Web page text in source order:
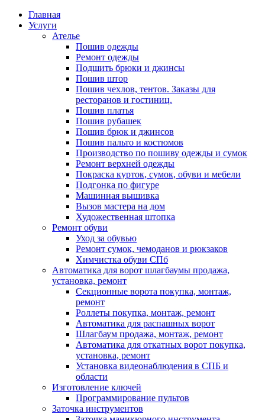
Главная
Услуги
Ателье
Пошив одежды
Ремонт одежды
Подшить брюки и джинсы
Пошив штор
Пошив чехлов, тентов. Заказы для
ресторанов и гостиниц.
Пошив платья
Пошив рубашек
Пошив брюк и джинсов
Пошив пальто и костюмов
Производство по пошиву одежды и сумок
Ремонт верхней одежды
Покраска курток, сумок, обуви и мебели
Подгонка по фигуре
Машинная вышивка
Вызов мастера на дом
Художественная штопка
Ремонт обуви
Уход за обувью
Ремонт сумок, чемоданов и рюкзаков
Химчистка обуви СПб
Автоматика для ворот шлагбаумы продажа,
установка, ремонт
Секционные ворота покупка, монтаж,
ремонт
Роллеты покупка, монтаж, ремонт
Автоматика для распашных ворот
Шлагбаум продажа, монтаж, ремонт
Автоматика для откатных ворот покупка,
установка, ремонт
Установка видеонаблюдения в СПБ и
области
Изготовление ключей
Программирование пультов
Заточка инструментов